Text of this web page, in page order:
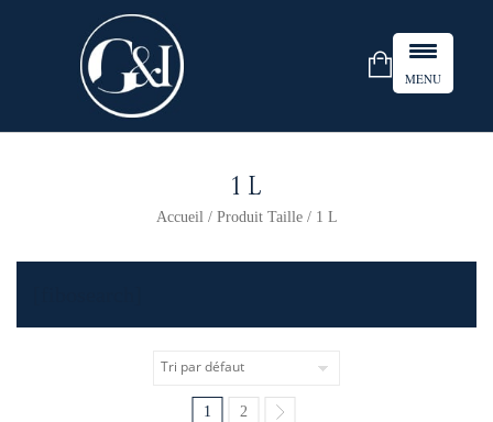
1 L
Accueil/ Produit Taille / 1 L
1 2
MENU